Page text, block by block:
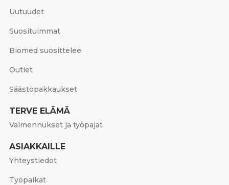
Uutuudet
Suosituimmat
Biomed suosittelee
Outlet
Säästöpakkaukset
TERVE ELÄMÄ
Valmennukset ja työpajat
ASIAKKAILLE
Yhteystiedot
Työpaikat